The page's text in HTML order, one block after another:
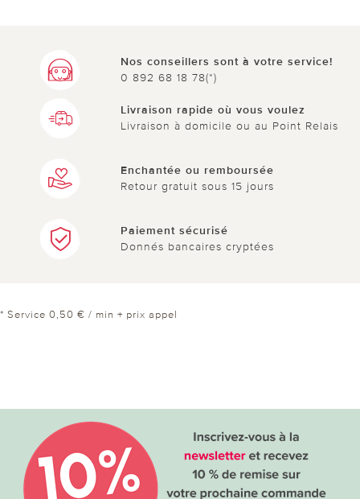
Nos conseillers sont à votre service!
0 892 68 18 78(*)
Livraison rapide où vous voulez
Livraison à domicile ou au Point Relais
Enchantée ou remboursée
Retour gratuit sous 15 jours
Paiement sécurisé
Donnés bancaires cryptées
* Service 0,50 € / min + prix appel